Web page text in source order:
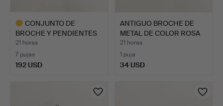
CONJUNTO DE
BROCHE Y PENDIENTES
ANTIGUOS D…
21 horas
7 pujas
192 USD
ANTIGUO BROCHE DE
METAL DE COLOR ROSA
CON …
21 horas
1 puja
34 USD